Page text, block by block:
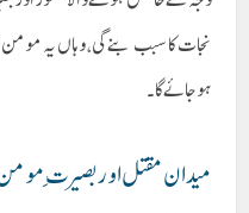
نجات کاسبب بنے گی، وہاں یہ مومن
ہو جائےگا۔
میدان مقتل اور بصیرت